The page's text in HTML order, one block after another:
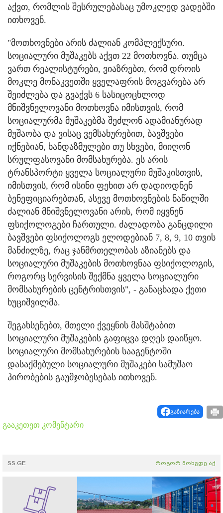
აქვთ, რომლის შესრულებასაც უმოკლედ ვადებში
ითხოვენ.
"მოთხოვნები არის ძალიან კომპლექსური.
სოციალური მუშაკებს აქვთ 22 მოთხოვნა. თუმცა
ვართ რეალისტურები, ვიაზრებთ, რომ დროის
მოკლე მონაკვეთში ყველაფრის მოგვარება არ
შეიძლება და გვაქვს 6 სასიცოცხლოდ
მნიშვნელოვანი მოთხოვნა იმისთვის, რომ
სოციალურმა მუშაკებმა შეძლონ ადამიანურად
მუშაობა და ვისაც ვემსახურებით, ბავშვები
იქნებიან, ხანდაზმულები თუ სხვები, მიიღონ
სრულფასოვანი მომსახურება. ეს არის
ტრანსპორტი ყველა სოციალური მუშაკისთვის,
იმისთვის, რომ ისინი ფეხით არ დადიოდნენ
ბენეფიციარებთან, ასევე მოთხოვნების ნაწილში
ძალიან მნიშვნელოვანი არის, რომ იყვნენ
ფსიქოლოგები ჩართული. ძალადობა განცდილი
ბავშვები ფსიქოლოგს ელოდებიან 7, 8, 9, 10 თვის
მანძილზე, რაც ჯანმრთელობას აზიანებს და
სოციალური მუშაკების მოთხოვნაა ფსიქოლოგის,
როგორც სერვისის შექმნა ყველა სოციალური
მომსახურების ცენტრისთვის", - განაცხადა ქეთი
ხუციშვილმა.
შეგახსენებთ, მთელი ქვეყნის მასშტაბით
სოციალური მუშაკების გაფიცვა დღეს დაიწყო.
სოციალური მომსახურების სააგენტოში
დასაქმებული სოციალური მუშაკები სამუშაო
პირობების გაუმჯობესებას ითხოვენ.
გაზიარება
გააკეთეთ კომენტარი
SS.GE როგორ მოხვდე აქ